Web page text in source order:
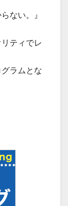
ない。』
ティでレ
ラムとな